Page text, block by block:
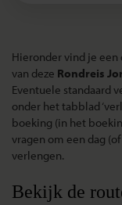
Hieronder vind je
van deze Rondreis
Eventuele standaard
onder het tabblad
boeking (in het
vragen om een dag
verlengen.
Bekijk de